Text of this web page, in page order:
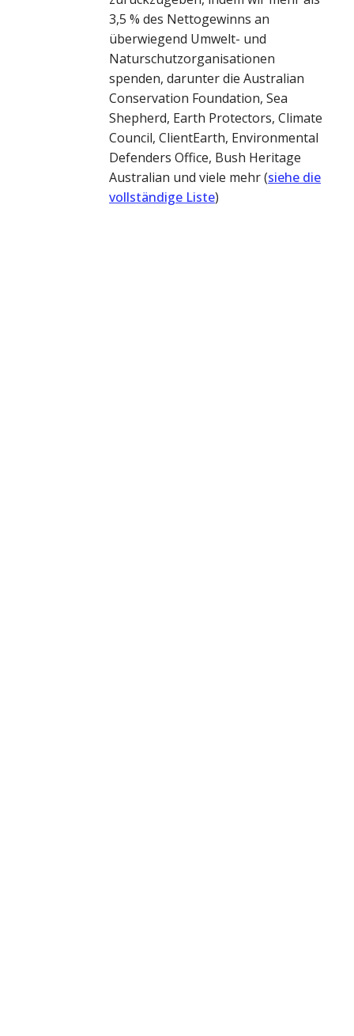
3,5 % des Nettogewinns an
überwiegend Umwelt- und
Naturschutzorganisationen
spenden, darunter die Australian
Conservation Foundation, Sea
Shepherd, Earth Protectors, Climate
Council, ClientEarth, Environmental
Defenders Office, Bush Heritage
Australian und viele mehr (siehe die
vollständige Liste)